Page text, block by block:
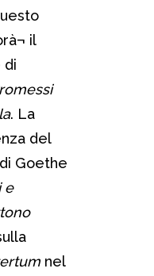
il
di
. La
del
Goethe
e
nel